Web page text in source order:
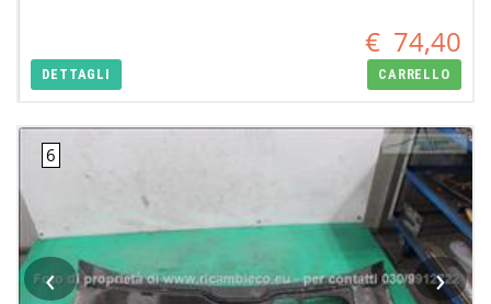
€ 74,40
DETTAGLI CARRELLO
‹ ›